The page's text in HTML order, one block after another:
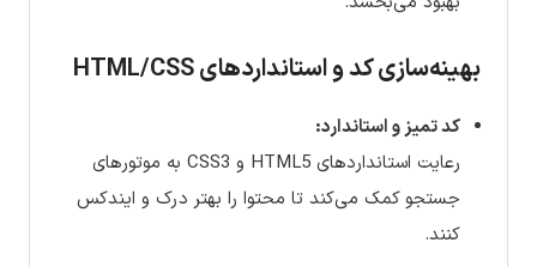
بهینه‌سازی کد و استانداردهای HTML/CSS
کد تمیز و استاندارد:
رعایت استانداردهای HTML5 و CSS3 به موتورهای
جستجو کمک می‌کند تا محتوا را بهتر درک و ایندکس
کنند.